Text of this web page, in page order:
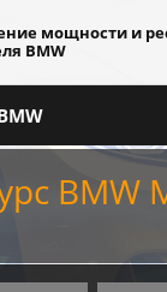
мощности и
BMW
BMW